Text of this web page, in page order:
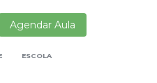
Agendar Aula
ESCOLA